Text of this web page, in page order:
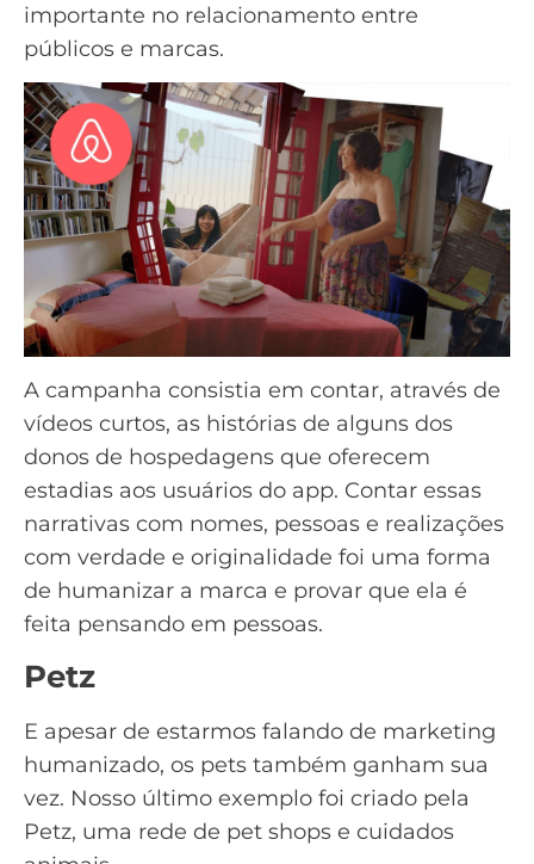
importante no relacionamento entre
públicos e marcas.
A campanha consistia em contar, através de
vídeos curtos, as histórias de alguns dos
donos de hospedagens que oferecem
estadias aos usuários do app. Contar essas
narrativas com nomes, pessoas e realizações
com verdade e originalidade foi uma forma
de humanizar a marca e provar que ela é
feita pensando em pessoas.
Petz
E apesar de estarmos falando de marketing
humanizado, os pets também ganham sua
vez. Nosso último exemplo foi criado pela
Petz, uma rede de pet shops e cuidados